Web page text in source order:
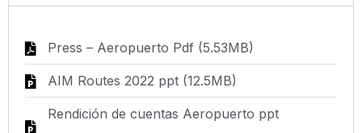
Press – Aeropuerto Pdf (5.53MB)
AIM Routes 2022 ppt (12.5MB)
Rendición de cuentas Aeropuerto ppt